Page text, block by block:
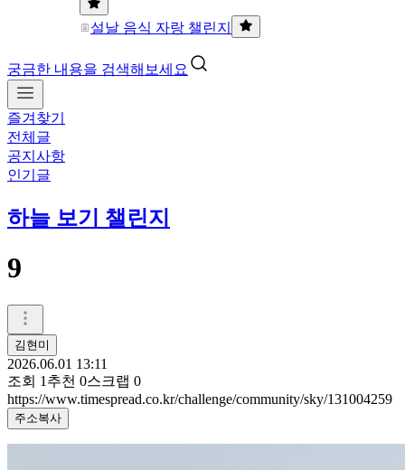
설날 음식 자랑 챌린지
궁금한 내용을 검색해보세요
즐겨찾기
전체글
공지사항
인기글
하늘 보기 챌린지
9
김현미
2026.06.01 13:11
조회 1 추천 0스크랩 0
https://www.timespread.co.kr/challenge/community/sky/131004259
주소복사